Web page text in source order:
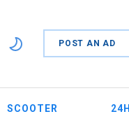
POST AN AD
SCOOTER 24H